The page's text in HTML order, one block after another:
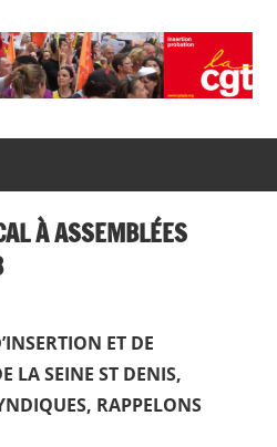
CGT
insertion
probation
À ASSEMBLÉES
ET DE
LA SEINE ST DENIS,
RAPPELONS